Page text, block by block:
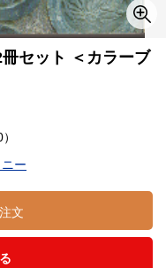
セット ＜カラーブ
ー
文